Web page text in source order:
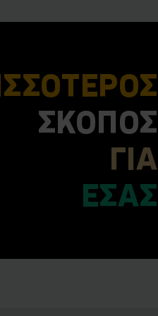
ΣΚΟΠΟΣ
ΓΙΑ
ΕΣΑΣ